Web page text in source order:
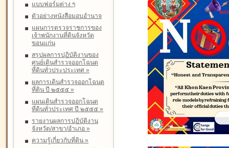
แบบฟอร์มต่าง ๆ
ตัวอย่างหนังสือมอบอำนาจ
แผนการตรวจราชการของ
เจ้าพนักงานที่ดินจังหวัด
ขอนแก่น
สรุปผลการปฏิบัติงานของ
ศูนย์เดินสำรวจออกโฉนด
ที่ดินทั่วประประเทศ »
ผลการเดินสำรวจออกโฉนด
ที่ดิน ปี ๒๕๕๕ »
แผนเดินสำรวจออกโฉนด
ที่ดินทั่วประเทศ ปี ๒๕๕๕ »
รายงานผลการปฏิบัติงาน
จังหวัด/สาขา/อำเภอ »
ความรู้เกี่ยวกับที่ดิน »